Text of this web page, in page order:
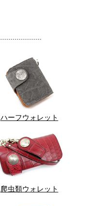
ハーフウォレット
爬虫類ウォレット